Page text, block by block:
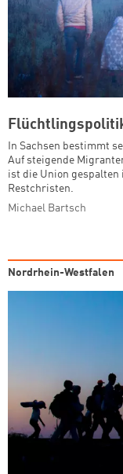
In Sachsen bestimmt
Auf steigende
ist die Union
Restchristen.
Michael Bartsch
Nordrhein-Westfalen